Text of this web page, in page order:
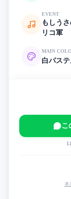
EVENT
もしう
リコ軍
MAIN
白パス
こ
本